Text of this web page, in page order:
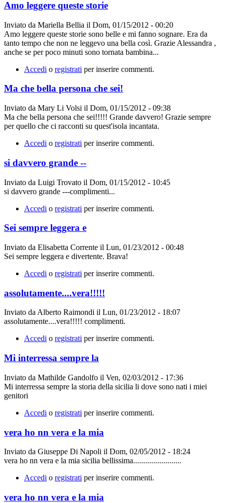
Amo leggere queste storie
Inviato da Mariella Bellia il Dom, 01/15/2012 - 00:20
Amo leggere queste storie sono belle e mi fanno sognare. Era da
tanto tempo che non ne leggevo una bella così. Grazie Alessandra ,
anche se per poco minuti sono tornata bambina...
Accedi o registrati per inserire commenti.
Ma che bella persona che sei!
Inviato da Mary Li Volsi il Dom, 01/15/2012 - 09:38
Ma che bella persona che sei!!!!! Grande davvero! Grazie sempre
per quello che ci racconti su quest'isola incantata.
Accedi o registrati per inserire commenti.
si davvero grande --
Inviato da Luigi Trovato il Dom, 01/15/2012 - 10:45
si davvero grande ---complimenti...
Accedi o registrati per inserire commenti.
Sei sempre leggera e
Inviato da Elisabetta Corrente il Lun, 01/23/2012 - 00:48
Sei sempre leggera e divertente. Brava!
Accedi o registrati per inserire commenti.
assolutamente....vera!!!!!
Inviato daAlberto Raimondi il Lun, 01/23/2012 - 18:07
assolutamente....vera!!!!! complimenti.
Accedi o registrati per inserire commenti.
Mi interressa sempre la
Inviato da Mathilde Gandolfo il Ven, 02/03/2012 - 17:36
Mi interressa sempre la storia della sicilia li dove sono nati i miei
genitori
Accedi o registrati per inserire commenti.
vera ho nn vera e la mia
Inviato da Giuseppe Di Napoli il Dom, 02/05/2012 - 18:24
vera ho nn vera e la mia sicilia bellissima........................
Accedi o registrati per inserire commenti.
vera ho nn vera e la mia